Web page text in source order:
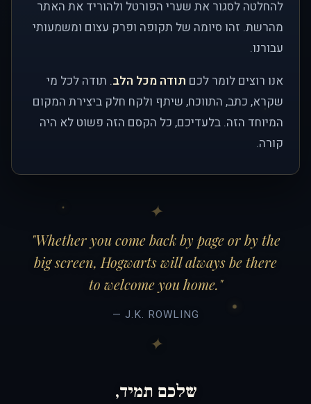
להחלטה לסגור את שערי הפורטל ולהוריד את האתר
מהרשת. זהו סיומה של תקופה ופרק עצום ומשמעותי
עבורנו.
אנו רוצים לומר לכם תודה מכל הלב. תודה לכל מי
שקרא, כתב, התווכח, שיתף ולקח חלק ביצירת המקום
המיוחד הזה. בלעדיכם, כל הקסם הזה פשוט לא היה
קורה.
"Whether you come back by page or by the
big screen, Hogwarts will always be there
to welcome you home."
— J.K. ROWLING
שלכם תמיד,